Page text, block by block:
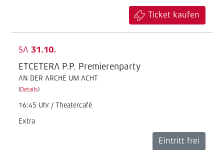
Ticket kaufen
SA 31.10.
ETCETERA P.P. Premierenparty
AN DER ARCHE UM ACHT
(Details)
16:45 Uhr / Theatercafé
Extra
Eintritt frei